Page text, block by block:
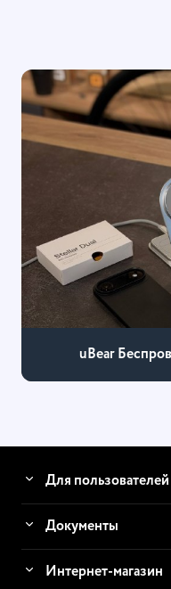
uBear
Для пользователей
Документы
Интернет-магазин